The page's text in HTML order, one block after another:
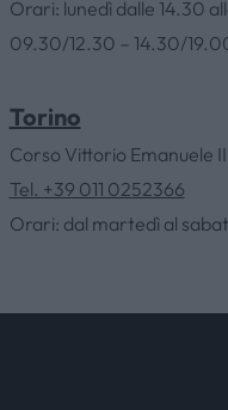
Orari: lunedì dalle 14.30
09.30/12.30 – 14.30/
Torino
Corso Vittorio Emanuele
Tel. +39 011 0252366
Orari: dal martedì al